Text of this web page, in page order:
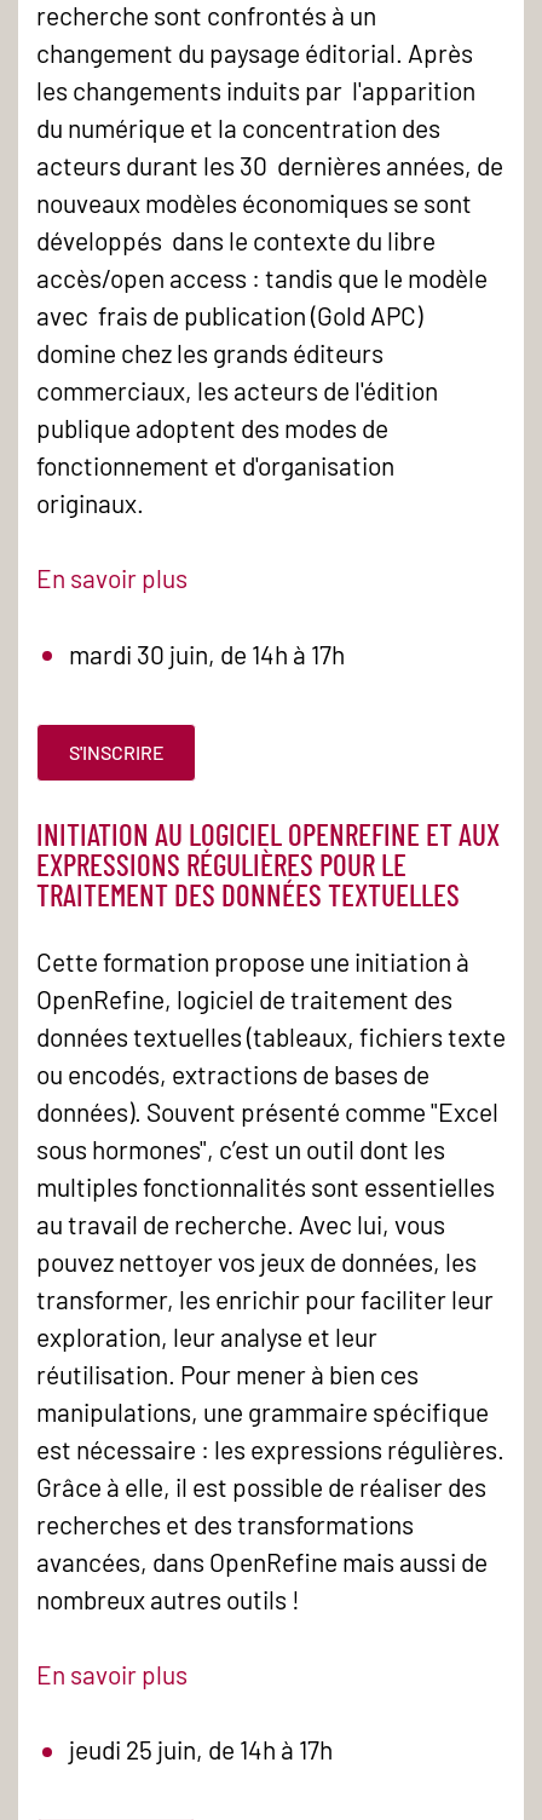
recherche sont confrontés à un
changement du paysage éditorial. Après
les changements induits par l'apparition
du numérique et la concentration des
acteurs durant les 30 dernières années, de
nouveaux modèles économiques se sont
développés dans le contexte du libre
accès/open access : tandis que le modèle
avec frais de publication (Gold APC)
domine chez les grands éditeurs
commerciaux, les acteurs de l'édition
publique adoptent des modes de
fonctionnement et d'organisation
originaux.
En savoir plus
mardi 30 juin, de 14h à 17h
S'INSCRIRE
INITIATION AU LOGICIEL OPENREFINE ET AUX
EXPRESSIONS RÉGULIÈRES POUR LE
TRAITEMENT DES DONNÉES TEXTUELLES
Cette formation propose une initiation à
OpenRefine, logiciel de traitement des
données textuelles (tableaux, fichiers texte
ou encodés, extractions de bases de
données). Souvent présenté comme "Excel
sous hormones", c’est un outil dont les
multiples fonctionnalités sont essentielles
au travail de recherche. Avec lui, vous
pouvez nettoyer vos jeux de données, les
transformer, les enrichir pour faciliter leur
exploration, leur analyse et leur
réutilisation. Pour mener à bien ces
manipulations, une grammaire spécifique
est nécessaire : les expressions régulières.
Grâce à elle, il est possible de réaliser des
recherches et des transformations
avancées, dans OpenRefine mais aussi de
nombreux autres outils !
En savoir plus
jeudi 25 juin, de 14h à 17h